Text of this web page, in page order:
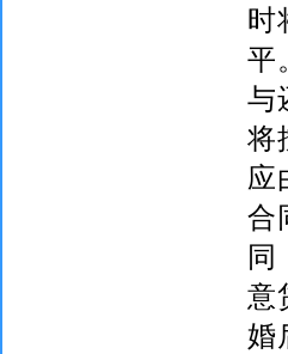
时
平
与
将
应
合
同
意
婚